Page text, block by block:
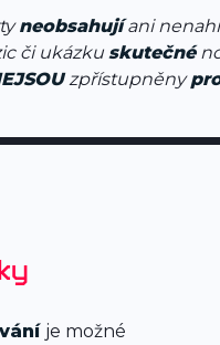
neobsahujíani
či ukázku skutečné
zpřístupněny
je možné